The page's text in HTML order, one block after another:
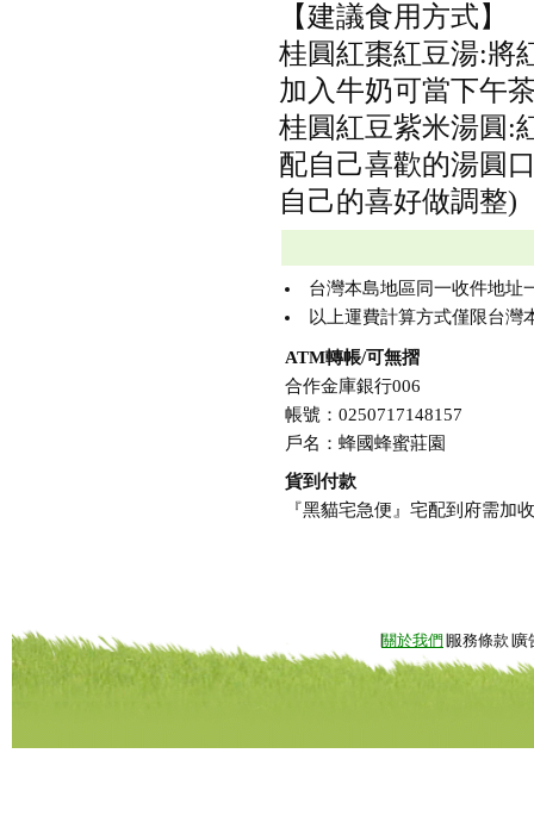
【建議食用方式】
桂圓紅棗紅豆湯:將
加入牛奶可當下午
桂圓紅豆紫米湯圓:
配自己喜歡的湯圓
自己的喜好做調整)
台灣本島地區同一收件地址
以上運費計算方式僅限台灣
ATM轉帳/可無摺
合作金庫銀行006
帳號：0250717148157
戶名：蜂國蜂蜜莊園
貨到付款
『黑貓宅急便』宅配到府需加
關於我們 ∣服務條款∣廣